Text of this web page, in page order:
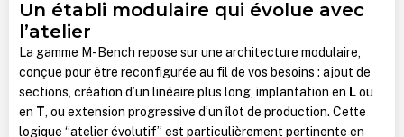
Un établi modulaire qui évolue avec
l’atelier
La gamme M-Bench repose sur une architecture modulaire,
conçue pour être reconfigurée au fil de vos besoins : ajout de
sections, création d’un linéaire plus long, implantation en Lou
en T, ou extension progressive d’un îlot de production. Cette
logique “atelier évolutif” est particulièrement pertinente en